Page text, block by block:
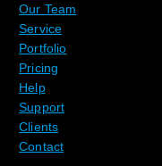
Our Team
Service
Portfolio
Pricing
Help
Support
Clients
Contact